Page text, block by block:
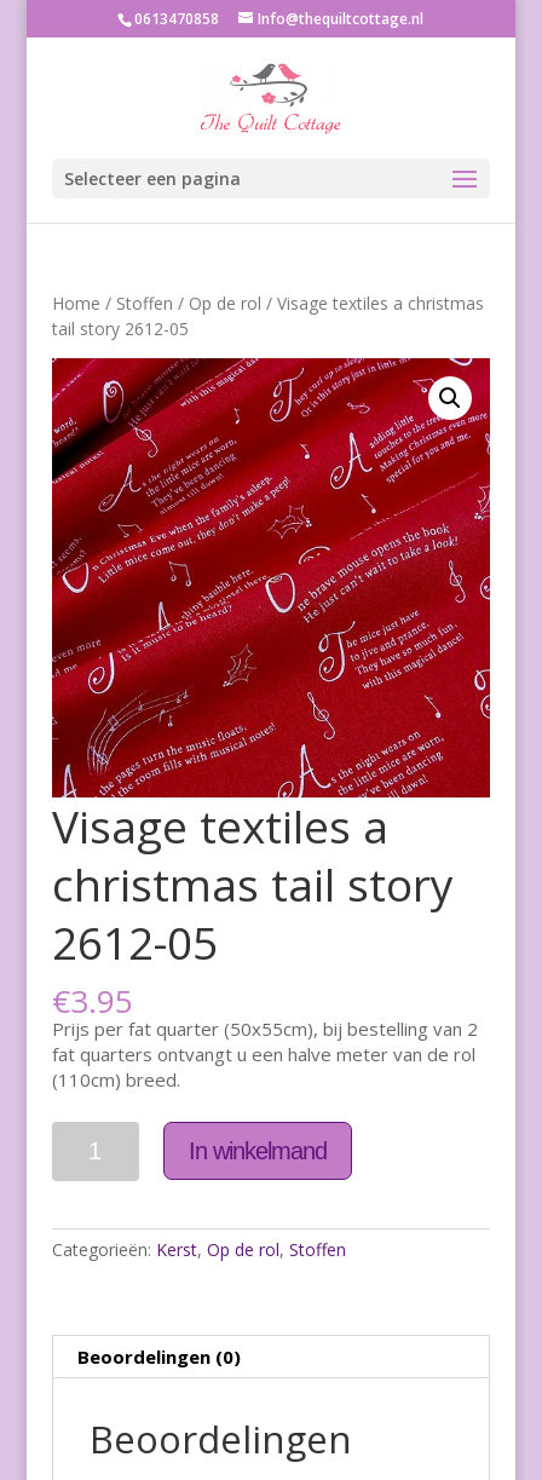
0613470858 Info@thequiltcottage.nl
Selecteer een pagina
Home / Stoffen / Op de rol / Visage textiles a christmas
tail story 2612-05
Visage textiles a
christmas tail story
2612-05
€3.95
Prijs per fat quarter (50x55cm), bij bestelling van 2
fat quarters ontvangt u een halve meter van de rol
(110cm) breed.
Aantal
In winkelmand
Categorieën: Kerst, Op de rol, Stoffen
Beoordelingen (0)
Beoordelingen